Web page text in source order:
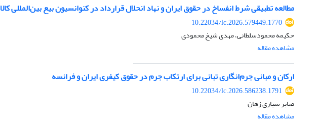
مطالعه تطبیقی شرط انفساخ در حقوق ایران و نهاد انحلال قرارداد در کنوانسیون بیع بین‌المللی کالا
10.22034/lc.2026.579449.1770
حکیمه محمودسلطانی، مهدی شیخ محمودی
مشاهده مقاله
ارکان و مبانی جرم‌انگاری تبانی برای ارتکاب جرم در حقوق کیفری ایران و فرانسه
10.22034/lc.2026.586238.1791
صابر سیاری زهان
مشاهده مقاله